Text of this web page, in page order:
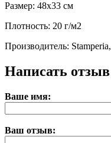
Размер: 48х33 см
Плотность: 20 г/м2
Производитель:
Написать отзыв
Ваше имя:
Ваш отзыв: